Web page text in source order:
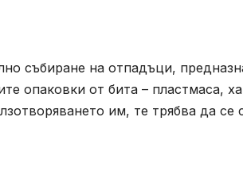
събиране на отпадъци,
опаковки от бита – пластмаса,
им, те трябва да се